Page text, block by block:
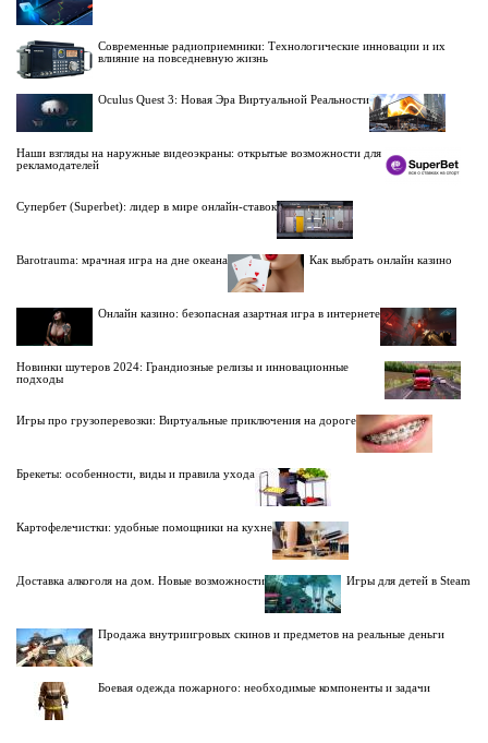
Современные радиоприемники: Технологические инновации и их
влияние на повседневную жизнь
Oculus Quest 3: Новая Эра Виртуальной Реальности
Наши взгляды на наружные видеоэкраны: открытые возможности для
рекламодателей
Супербет (Superbet): лидер в мире онлайн-ставок
Barotrauma: мрачная игра на дне океана Как выбрать онлайн казино
Онлайн казино: безопасная азартная игра в интернете
Новинки шутеров 2024: Грандиозные релизы и инновационные
подходы
Игры про грузоперевозки: Виртуальные приключения на дороге
Брекеты: особенности, виды и правила ухода
Картофелечистки: удобные помощники на кухне
Доставка алкоголя на дом. Новые возможности Игры для детей в Steam
Продажа внутриигровых скинов и предметов на реальные деньги
Боевая одежда пожарного: необходимые компоненты и задачи